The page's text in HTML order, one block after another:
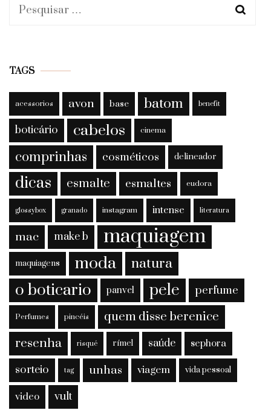
Pesquisar
TAGS
acessorios avon base batom benefit
boticário cabelos cinema
comprinhas cosméticos delineador
dicas esmalte esmaltes eudora
glossybox granado instagram intense literatura
mac make b maquiagem
maquiagens moda natura
o boticario panvel pele perfume
Perfumes pincéis quem disse berenice
resenha risqué rímel saúde sephora
sorteio tag unhas viagem vida pessoal
video vult